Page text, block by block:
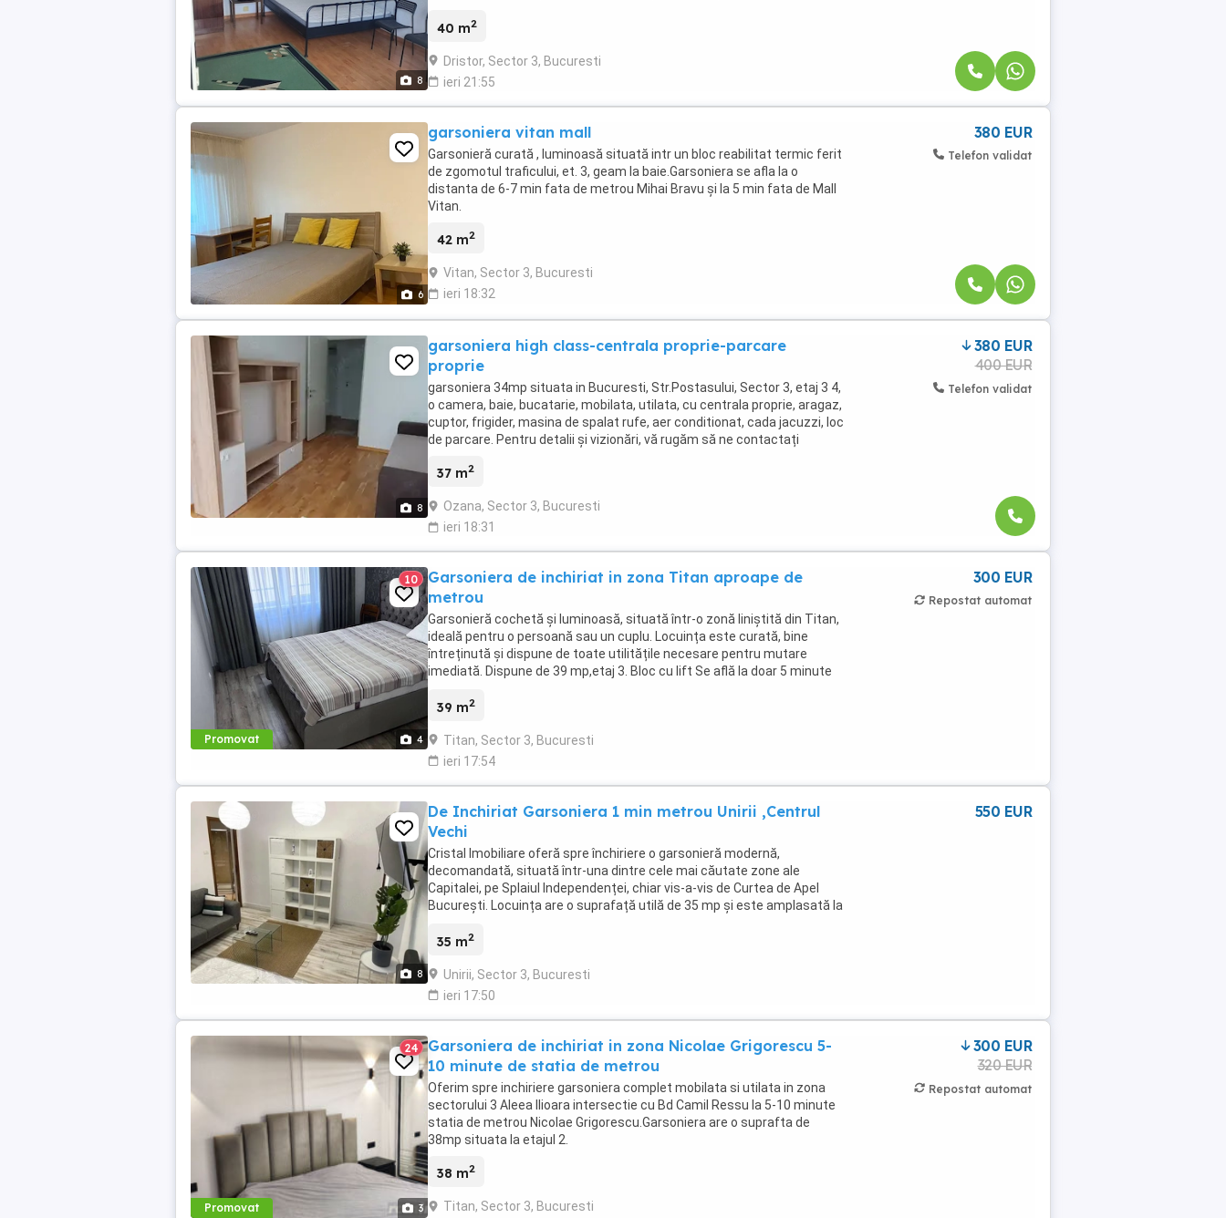
8
40 m2
Dristor, Sector 3, Bucuresti
ieri 21:55
6
garsoniera vitan mall
Garsonieră curată , luminoasă situată intr un bloc reabilitat termic ferit
de zgomotul traficului, et. 3, geam la baie.Garsoniera se afla la o
distanta de 6-7 min fata de metrou Mihai Bravu și la 5 min fata de Mall
Vitan.
42 m2
Vitan, Sector 3, Bucuresti
ieri 18:32
380 EUR
Telefon validat
8
garsoniera high class-centrala proprie-parcare
proprie
garsoniera 34mp situata in Bucuresti, Str.Postasului, Sector 3, etaj 3 4,
o camera, baie, bucatarie, mobilata, utilata, cu centrala proprie, aragaz,
cuptor, frigider, masina de spalat rufe, aer conditionat, cada jacuzzi, loc
de parcare. Pentru detalii și vizionări, vă rugăm să ne contactați
37 m2
Ozana, Sector 3, Bucuresti
ieri 18:31
380 EUR
400 EUR
Telefon validat
Promovat 4
10
Garsoniera de inchiriat in zona Titan aproape de
metrou
Garsonieră cochetă și luminoasă, situată într-o zonă liniștită din Titan,
ideală pentru o persoană sau un cuplu. Locuința este curată, bine
întreținută și dispune de toate utilitățile necesare pentru mutare
imediată. Dispune de 39 mp,etaj 3. Bloc cu lift Se află la doar 5 minute
39 m2
Titan, Sector 3, Bucuresti
ieri 17:54
300 EUR
Repostat automat
8
De Inchiriat Garsoniera 1 min metrou Unirii ,Centrul
Vechi
Cristal Imobiliare oferă spre închiriere o garsonieră modernă,
decomandată, situată într-una dintre cele mai căutate zone ale
Capitalei, pe Splaiul Independenței, chiar vis-a-vis de Curtea de Apel
București. Locuința are o suprafață utilă de 35 mp și este amplasată la
35 m2
Unirii, Sector 3, Bucuresti
ieri 17:50
550 EUR
Promovat 3
24
Garsoniera de inchiriat in zona Nicolae Grigorescu 5-
10 minute de statia de metrou
Oferim spre inchiriere garsoniera complet mobilata si utilata in zona
sectorului 3 Aleea Ilioara intersectie cu Bd Camil Ressu la 5-10 minute
statia de metrou Nicolae Grigorescu.Garsoniera are o suprafta de
38mp situata la etajul 2.
38 m2
Titan, Sector 3, Bucuresti
300 EUR
320 EUR
Repostat automat